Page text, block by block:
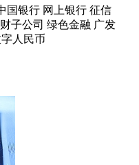
国银行 网上银行 征信
子公司 绿色金融 广发
人民币